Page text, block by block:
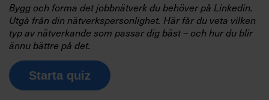
Bygg och forma det jobbnätverk du behöver på Linkedin.
Utgå från din nätverkspersonlighet. Här får du veta vilken
typ av nätverkande som passar dig bäst – och hur du blir
ännu bättre på det.
Starta quiz